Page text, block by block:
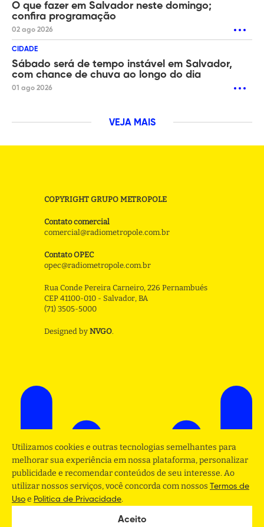
O que fazer em Salvador neste domingo;
confira programação
02 ago 2026
CIDADE
Sábado será de tempo instável em Salvador,
com chance de chuva ao longo do dia
01 ago 2026
VEJA MAIS
COPYRIGHT GRUPO METROPOLE
Contato comercial
comercial@radiometropole.com.br
Contato OPEC
opec@radiometropole.com.br
Rua Conde Pereira Carneiro, 226 Pernambués
CEP 41100-010 - Salvador, BA
(71) 3505-5000
Designed by NVGO.
Utilizamos cookies e outras tecnologias semelhantes para
melhorar sua experiência em nossa plataforma, personalizar
publicidade e recomendar conteúdos de seu interesse. Ao
utilizar nossos serviços, você concorda com nossos Termos de
Uso e Politica de Privacidade.
Aceito